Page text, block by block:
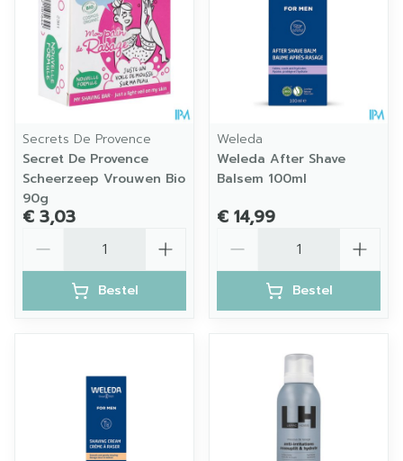
Secrets De Provence
Secret De Provence
Scheerzeep Vrouwen Bio
90g
€ 3,03
Bestel
Weleda
Weleda After Shave
Balsem 100ml
€ 14,99
Bestel